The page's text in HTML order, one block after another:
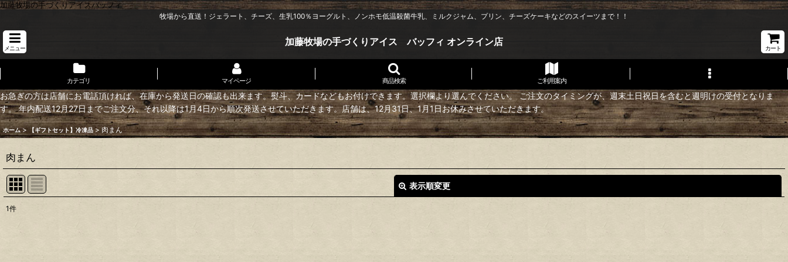
加藤牧場の手づくりアイスバッフィ
牧場から直送！ジェラート、チーズ、生乳100％ヨーグルト、ノンホモ低温殺菌牛乳、ミルクジャム、プリン、チーズケーキなどのスイーツまで！！
メニュー
加藤牧場の手づくりアイス バッフィ オンライン店
カート
カテゴリ マイページ 商品検索 ご利用案内
お急ぎの方は店舗にお電話頂ければ、在庫から発送日の確認も出来ます。熨斗、カードなどもお付けできます。選択欄より選んでください。 ご注文のタイミングが、週末土日祝日を含むと週明けの受付となりま
す。 年内配送12月27日までご注文分、それ以降は1月4日から順次発送させていただきます。店舗は、12月31日、1月1日お休みさせていただきます。
ホーム > 【ギフトセット】冷凍品 > 肉まん
肉まん
表示順変更
1件